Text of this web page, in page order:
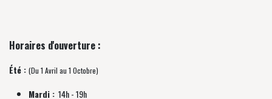
Horaires d'ouverture :
Été : (Du 1 Avril au 1 Octobre)
Mardi : 14h - 19h